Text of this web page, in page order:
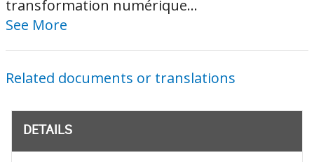
transformation numérique...
See More
Related documents or translations
DETAILS